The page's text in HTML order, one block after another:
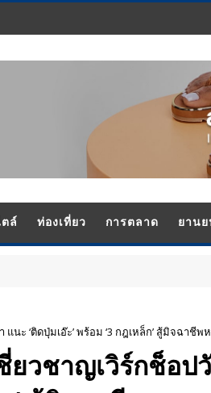
ล์ ท่องเที่ยว การตลาด ยาน
นะ ‘ติดปุ่มเอ๊ะ’ พร้อม ‘3 กฎเหล็ก’ สู้มิจฉาชี
ยวชาญเวิร์กช็อป